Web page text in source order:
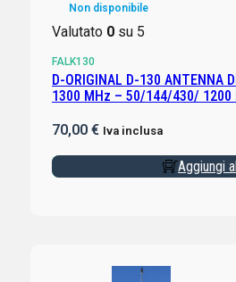
Non disponibile
Valutato 0su 5
FALK130
D-ORIGINAL D-130 ANTENNA
1300 MHz – 50/144/430/ 1200
70,00 € Iva inclusa
Aggiungi